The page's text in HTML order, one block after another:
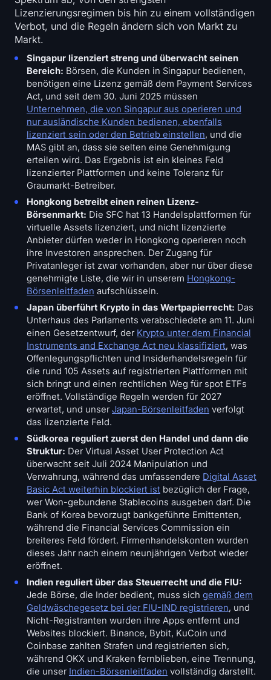
Lizenzierungsregimen bis hin zu einem vollständigen
Verbot, und die Regeln ändern sich von Markt zu
Markt.
Singapur lizenziert streng und überwacht seinen
Bereich: Börsen, die Kunden in Singapur bedienen,
benötigen eine Lizenz gemäß dem Payment Services
Act, und seit dem 30. Juni 2025 müssen
Unternehmen, die von Singapur aus operieren und
nur ausländische Kunden bedienen, ebenfalls
lizenziert sein oder den Betrieb einstellen, und die
MAS gibt an, dass sie selten eine Genehmigung
erteilen wird. Das Ergebnis ist ein kleines Feld
lizenzierter Plattformen und keine Toleranz für
Graumarkt-Betreiber.
Hongkong betreibt einen reinen Lizenz-
Börsenmarkt: Die SFC hat 13 Handelsplattformen für
virtuelle Assets lizenziert, und nicht lizenzierte
Anbieter dürfen weder in Hongkong operieren noch
ihre Investoren ansprechen. Der Zugang für
Privatanleger ist zwar vorhanden, aber nur über diese
genehmigte Liste, die wir in unserem Hongkong-
Börsenleitfaden aufschlüsseln.
Japan überführt Krypto in das Wertpapierrecht: Das
Unterhaus des Parlaments verabschiedete am 11. Juni
einen Gesetzentwurf, der Krypto unter dem Financial
Instruments and Exchange Act neu klassifiziert, was
Offenlegungspflichten und Insiderhandelsregeln für
die rund 105 Assets auf registrierten Plattformen mit
sich bringt und einen rechtlichen Weg für spot ETFs
eröffnet. Vollständige Regeln werden für 2027
erwartet, und unser Japan-Börsenleitfaden verfolgt
das lizenzierte Feld.
Südkorea reguliert zuerst den Handel und dann die
Struktur: Der Virtual Asset User Protection Act
überwacht seit Juli 2024 Manipulation und
Verwahrung, während das umfassendere Digital Asset
Basic Act weiterhin blockiert ist bezüglich der Frage,
wer Won-gebundene Stablecoins ausgeben darf. Die
Bank of Korea bevorzugt bankgeführte Emittenten,
während die Financial Services Commission ein
breiteres Feld fördert. Firmenhandelskonten wurden
dieses Jahr nach einem neunjährigen Verbot wieder
eröffnet.
Indien reguliert über das Steuerrecht und die FIU:
Jede Börse, die Inder bedient, muss sich gemäß dem
Geldwäschegesetz bei der FIU-IND registrieren, und
Nicht-Registranten wurden ihre Apps entfernt und
Websites blockiert. Binance, Bybit, KuCoin und
Coinbase zahlten Strafen und registrierten sich,
während OKX und Kraken fernblieben, eine Trennung,
die unser Indien-Börsenleitfaden vollständig darstellt.